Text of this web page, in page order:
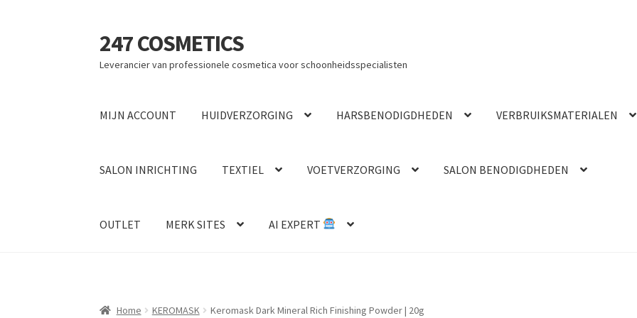
Ga
door
naar
Ga
naar
de
247 COSMETICS
Leverancier van professionele cosmetica voor schoonheidsspecialisten
MIJN ACCOUNT HUIDVERZORGING HARSBENODIGDHEDEN VERBRUIKSMATERIALEN
SALON INRICHTING TEXTIEL VOETVERZORGING SALON BENODIGDHEDEN
OUTLET MERK SITES AI EXPERT
Home KEROMASK Keromask Dark Mineral Rich Finishing Powder | 20g